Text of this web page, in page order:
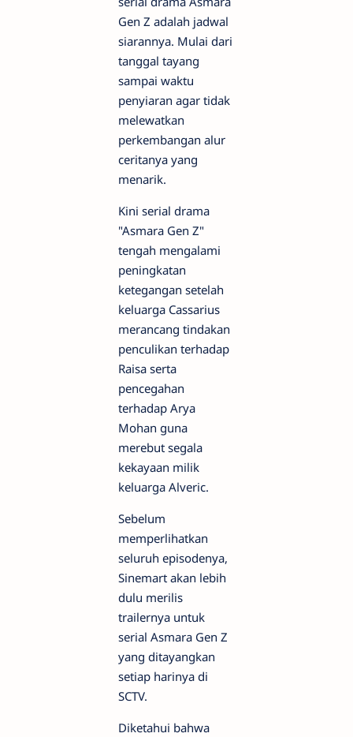
Gen Z adalah jadwal
siarannya. Mulai dari
tanggal tayang
sampai waktu
penyiaran agar tidak
melewatkan
perkembangan alur
ceritanya yang
menarik.
Kini serial drama
"Asmara Gen Z"
tengah mengalami
peningkatan
ketegangan setelah
keluarga Cassarius
merancang tindakan
penculikan terhadap
Raisa serta
pencegahan
terhadap Arya
Mohan guna
merebut segala
kekayaan milik
keluarga Alveric.
Sebelum
memperlihatkan
seluruh episodenya,
Sinemart akan lebih
dulu merilis
trailernya untuk
serial Asmara Gen Z
yang ditayangkan
setiap harinya di
SCTV.
Diketahui bahwa